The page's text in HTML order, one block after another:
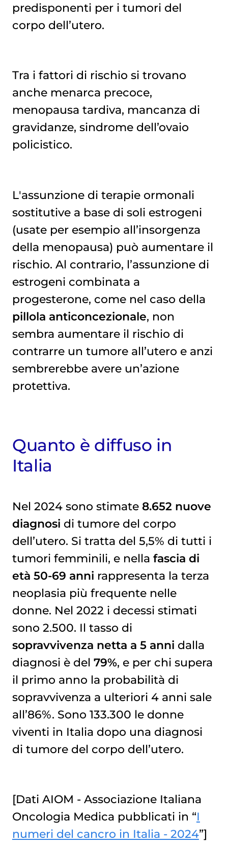
predisponenti per i tumori del
corpo dell’utero.
Tra i fattori di rischio si trovano
anche menarca precoce,
menopausa tardiva, mancanza di
gravidanze, sindrome dell’ovaio
policistico.
L'assunzione di terapie ormonali
sostitutive a base di soli estrogeni
(usate per esempio all’insorgenza
della menopausa) può aumentare il
rischio. Al contrario, l’assunzione di
estrogeni combinata a
progesterone, come nel caso della
pillola anticoncezionale, non
sembra aumentare il rischio di
contrarre un tumore all’utero e anzi
sembrerebbe avere un’azione
protettiva.
Quanto è diffuso in
Italia
Nel 2024 sono stimate 8.652 nuove
diagnosi di tumore del corpo
dell’utero. Si tratta del 5,5% di tutti i
tumori femminili, e nella fascia di
età 50-69 anni rappresenta la terza
neoplasia più frequente nelle
donne. Nel 2022 i decessi stimati
sono 2.500. Il tasso di
sopravvivenza netta a 5 anni dalla
diagnosi è del 79%, e per chi supera
il primo anno la probabilità di
sopravvivenza a ulteriori 4 anni sale
all’86%. Sono 133.300 le donne
viventi in Italia dopo una diagnosi
di tumore del corpo dell’utero.
[Dati AIOM - Associazione Italiana
Oncologia Medica pubblicati in “I
numeri del cancro in Italia - 2024”]